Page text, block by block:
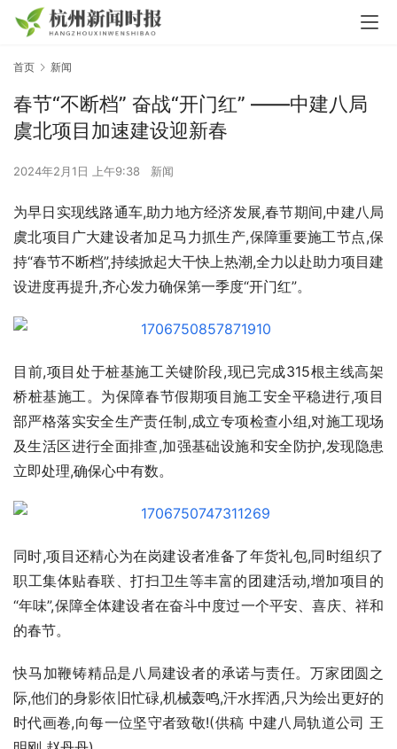
首页 新闻
春节“不断档” 奋战“开门红” ——中建八局
虞北项目加速建设迎新春
2024年2月1日 上午9:38 新闻
为早日实现线路通车,助力地方经济发展,春节期间,中建八局
虞北项目广大建设者加足马力抓生产,保障重要施工节点,保
持“春节不断档”,持续掀起大干快上热潮,全力以赴助力项目建
设进度再提升,齐心发力确保第一季度“开门红”。
目前,项目处于桩基施工关键阶段,现已完成315根主线高架
桥桩基施工。为保障春节假期项目施工安全平稳进行,项目
部严格落实安全生产责任制,成立专项检查小组,对施工现场
及生活区进行全面排查,加强基础设施和安全防护,发现隐患
立即处理,确保心中有数。
同时,项目还精心为在岗建设者准备了年货礼包,同时组织了
职工集体贴春联、打扫卫生等丰富的团建活动,增加项目的
“年味”,保障全体建设者在奋斗中度过一个平安、喜庆、祥和
的春节。
快马加鞭铸精品是八局建设者的承诺与责任。万家团圆之
际,他们的身影依旧忙碌,机械轰鸣,汗水挥洒,只为绘出更好的
时代画卷,向每一位坚守者致敬!(供稿 中建八局轨道公司 王